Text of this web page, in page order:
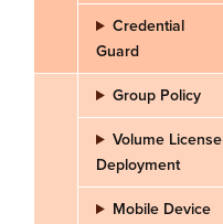
Credential
Guard
Group Policy
Volume License
Deployment
Mobile Device